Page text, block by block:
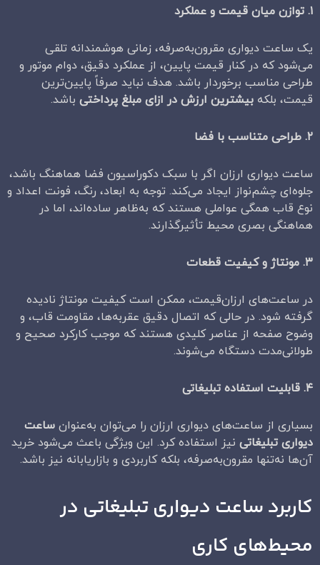
۱. توازن میان قیمت و عملکرد
یک ساعت دیواری مقرون‌به‌صرفه، زمانی هوشمندانه تلقی
می‌شود که در کنار قیمت پایین، از عملکرد دقیق، دوام موتور و
طراحی مناسب برخوردار باشد. هدف نباید صرفاً پایین‌ترین
قیمت، بلکه بیشترین ارزش در ازای مبلغ پرداختی باشد.
۲. طراحی متناسب با فضا
ساعت دیواری ارزان اگر با سبک دکوراسیون فضا هماهنگ باشد،
جلوه‌ای چشم‌نواز ایجاد می‌کند. توجه به ابعاد، رنگ، فونت اعداد و
نوع قاب همگی عواملی هستند که به‌ظاهر ساده‌اند، اما در
هماهنگی بصری محیط تأثیرگذارند.
۳. مونتاژ و کیفیت قطعات
در ساعت‌های ارزان‌قیمت، ممکن است کیفیت مونتاژ نادیده
گرفته شود. در حالی که اتصال دقیق عقربه‌ها، مقاومت قاب، و
وضوح صفحه از عناصر کلیدی هستند که موجب کارکرد صحیح و
طولانی‌مدت دستگاه می‌شوند.
۴. قابلیت استفاده تبلیغاتی
بسیاری از ساعت‌های دیواری ارزان را می‌توان به‌عنوان ساعت
دیواری تبلیغاتی نیز استفاده کرد. این ویژگی باعث می‌شود خرید
آن‌ها نه‌تنها مقرون‌به‌صرفه، بلکه کاربردی و بازاریابانه نیز باشد.
کاربرد ساعت دیواری تبلیغاتی در
محیط‌های کاری